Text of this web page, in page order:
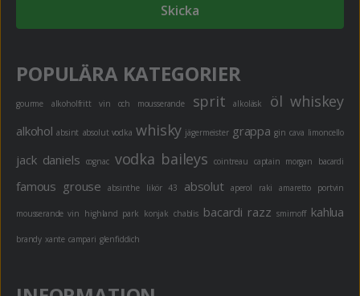
Skicka
POPULÄRA KATEGORIER
gourme alkoholfritt vin och mousserande sprit alkoläsk öl whiskey
alkohol absint absolut vodka whisky jägermeister grappa gin cava limoncello
jack daniels cognac vodka baileys cointreau captain morgan bacardi
famous grouse absinthe likör 43 absolut aperol raki amaretto portvin
mousserande vin highland park konjak chablis bacardi razz smirnoff kahlua
brandy xante campari glenfiddich